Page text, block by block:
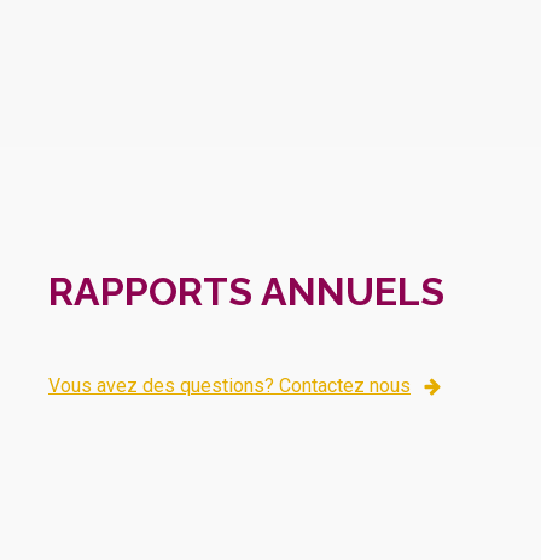
RAPPORTS ANNUELS
Vous avez des questions? Contactez nous